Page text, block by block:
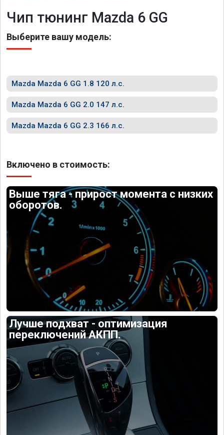
Чип тюнинг Mazda 6 GG
Выберите вашу модель:
Mazda Mazda 6 GG 1.8 120 л.с.
Mazda Mazda 6 GG 2.0 147 л.с.
Mazda Mazda 6 GG 2.3 166 л.с.
Включено в стоимость:
Выше тяга - прирост момента с низких
оборотов.
Лучше подхват - оптимизация
переключений АКПП.